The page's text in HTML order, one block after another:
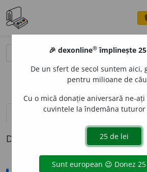
definiții (1) pronunțievolume_up (50)
Definiția cu ID-ul 450372:
🎉 dexonline® împlinește
De un sfert de secol suntem aici,
pentru milioane de
Cu o mică donație aniversară ne-
cuvintele la îndemâna